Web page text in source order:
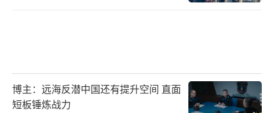
博主：远海反潜中国还有提升空间 直面
短板锤炼战力